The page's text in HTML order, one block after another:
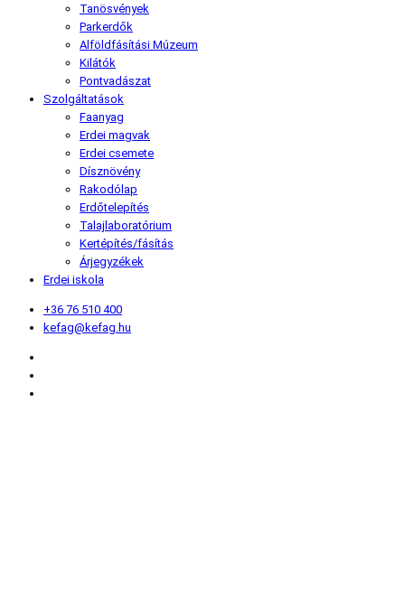
Tanösvények
Parkerdők
Alföldfásítási Múzeum
Kilátók
Pontvadászat
Szolgáltatások
Faanyag
Erdei magvak
Erdei csemete
Dísznövény
Rakodólap
Erdőtelepítés
Talajlaboratórium
Kertépítés/fásítás
Árjegyzékek
Erdei iskola
+36 76 510 400
kefag@kefag.hu